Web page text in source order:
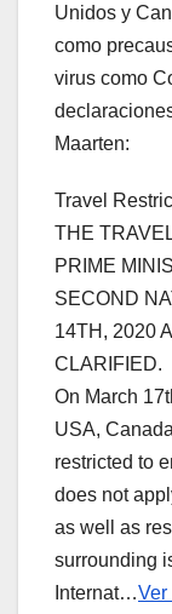
Unidos y
como
virus como
Maarten:
Travel
THE
PRIME
SECOND
14TH, 2020
CLARIFIED.
On March
USA,
restricted to
does not
as well as
surrounding
Internat…Ver